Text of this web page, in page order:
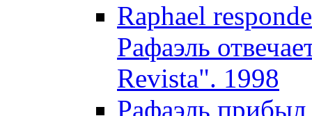
Raphael
Рафаэль
Revista". 1998
Рафаэль